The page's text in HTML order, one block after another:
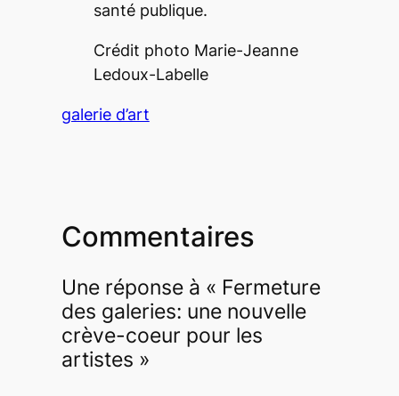
santé publique.
Crédit photo Marie-Jeanne
Ledoux-Labelle
galerie d’art
Commentaires
Une réponse à « Fermeture
des galeries: une nouvelle
crève-coeur pour les
artistes »